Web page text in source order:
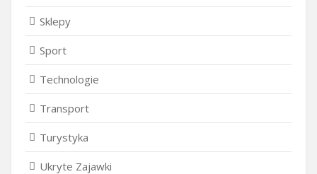
Sklepy
Sport
Technologie
Transport
Turystyka
Ukryte Zajawki